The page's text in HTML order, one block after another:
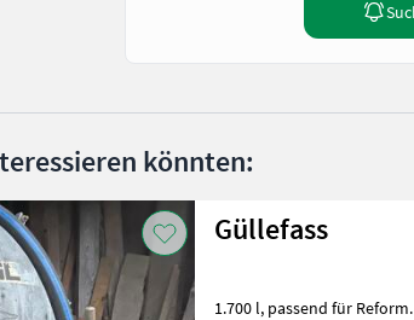
könnten:
Güllefass
1.700 l, passend für